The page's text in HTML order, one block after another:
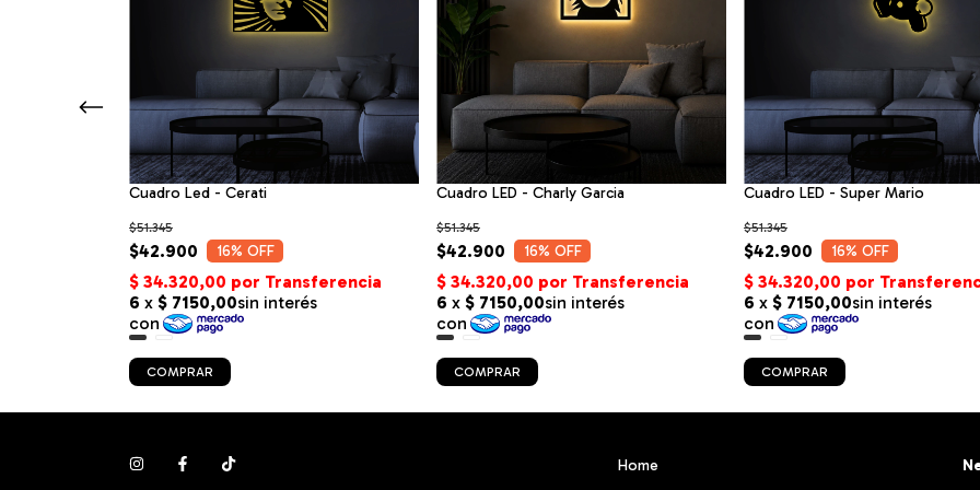
Cuadro Led - Cerati
$42.900
$51.345
16% OFF
COMPRAR
Cuadro LED - Charly Garcia
$42.900
$51.345
16% OFF
COMPRAR
Cuadro LED - Super Mario
$42.900
$51.345
16% OFF
COMPRAR
Home